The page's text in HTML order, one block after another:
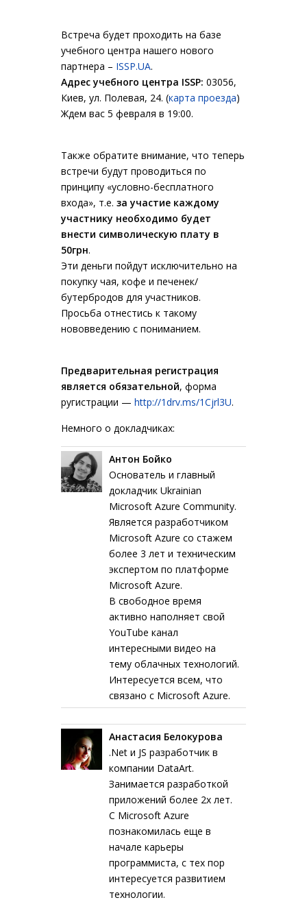
Встреча будет проходить на базе
учебного центра нашего нового
партнера – ISSP.UA.
Адрес учебного центра ISSP: 03056,
Киев, ул. Полевая, 24. (карта проезда)
Ждем вас 5 февраля в 19:00.
Также обратите внимание, что теперь
встречи будут проводиться по
принципу «условно-бесплатного
входа», т.е. за участие каждому
участнику необходимо будет
внести символическую плату в
50грн.
Эти деньги пойдут исключительно на
покупку чая, кофе и печенек/
бутербродов для участников.
Просьба отнестись к такому
нововведению с пониманием.
Предварительная регистрация
является обязательной, форма
ругистрации — http://1drv.ms/1Cjrl3U.
Немного о докладчиках:
Антон Бойко
Основатель и главный
докладчик Ukrainian
Microsoft Azure Community.
Является разработчиком
Microsoft Azure со стажем
более 3 лет и техническим
экспертом по платформе
Microsoft Azure.
В свободное время
активно наполняет свой
YouTube канал
интересными видео на
тему облачных технологий.
Интересуется всем, что
связано с Microsoft Azure.
Анастасия Белокурова
.Net и JS разработчик в
компании DataArt.
Занимается разработкой
приложений более 2х лет.
С Microsoft Azure
познакомилась еще в
начале карьеры
программиста, с тех пор
интересуется развитием
технологии.